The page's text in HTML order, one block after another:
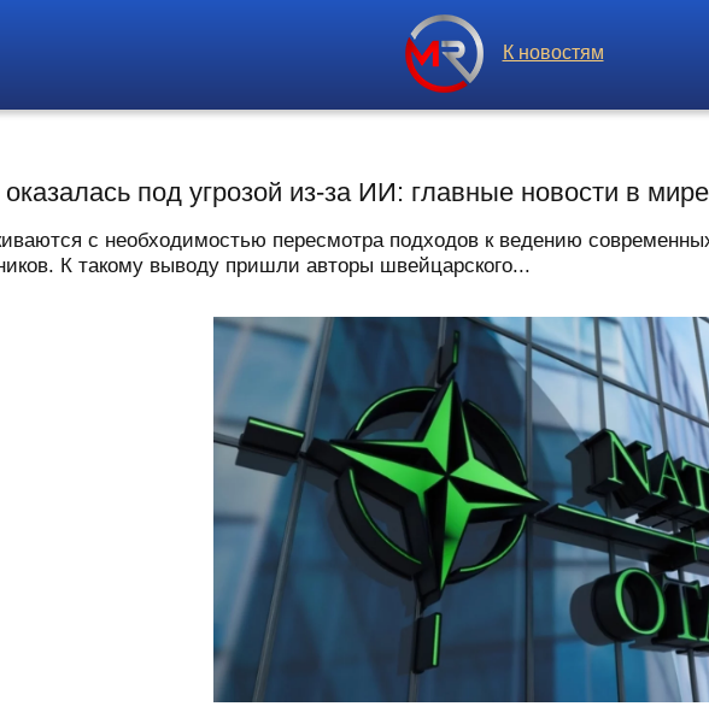
К новостям
под угрозой из-за ИИ: главные новости в
с необходимостью пересмотра подходов к ведению
К такому выводу пришли авторы швейцарского...